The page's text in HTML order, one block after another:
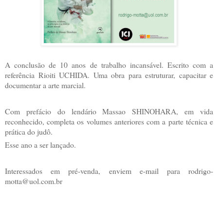
A conclusão de 10 anos de trabalho incansável. Escrito com a
referência Rioiti UCHIDA. Uma obra para estruturar, capacitar e
documentar a arte marcial.
Com prefácio do lendário Massao SHINOHARA, em vida
reconhecido, completa os volumes anteriores com a parte técnica e
prática do judô.
Esse ano a ser lançado.
Interessados em pré-venda, enviem e-mail para rodrigo-
motta@uol.com.br